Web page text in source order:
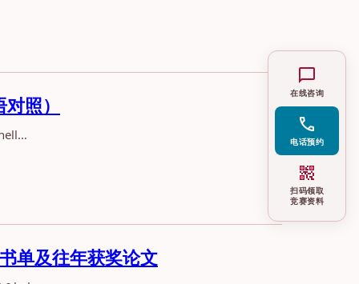
照）
单及往年获奖论文
chat_bubble
在线咨询
call
电话预约
qr_code_2
扫码领取
竞赛资料